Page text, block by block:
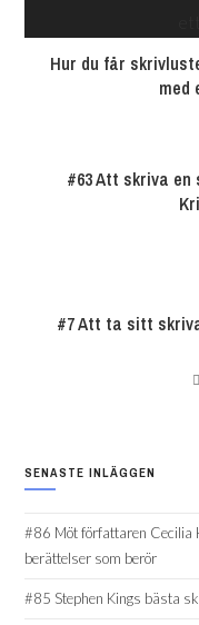
Hur du får
med
#63 Att skriva
#7 Att ta sitt
SENASTE INLÄGGEN
#86 Möt författaren Cecilia
berättelser som berör
#85 Stephen Kings bästa